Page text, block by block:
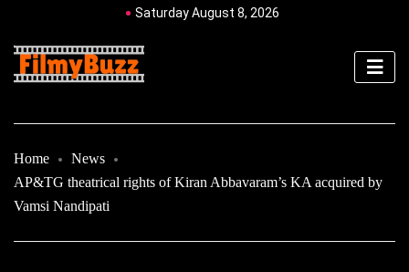
Saturday August 8, 2026
Home
News
AP&TG theatrical rights of Kiran Abbavaram’s KA acquired by
Vamsi Nandipati